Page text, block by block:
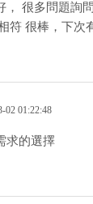
， 很多問題詢
符 很棒，下次
02 01:22:48
求的選擇